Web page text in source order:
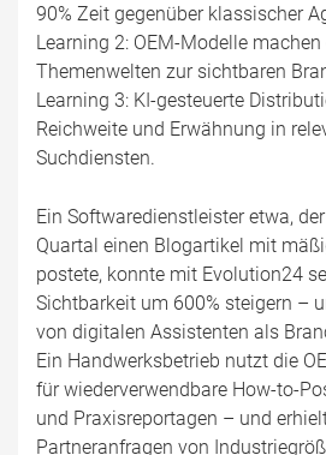
90% Zeit gegenüber klassischer
Learning 2: OEM-Modelle machen
Themenwelten zur sichtbaren
Learning 3: KI-gesteuerte
Reichweite und Erwähnung in
Suchdiensten.
Ein Softwaredienstleister etwa,
Quartal einen Blogartikel mit
postete, konnte mit Evolution24
Sichtbarkeit um 600% steigern –
von digitalen Assistenten als
Ein Handwerksbetrieb nutzt die
für wiederverwendbare How-to-
und Praxisreportagen – und
Partneranfragen von